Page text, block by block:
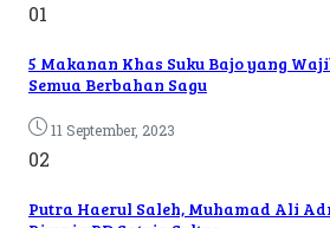
01
5 Makanan Khas Suku Bajo yang
Semua Berbahan Sagu
11 September, 2023
02
Putra Haerul Saleh, Muhamad Ali